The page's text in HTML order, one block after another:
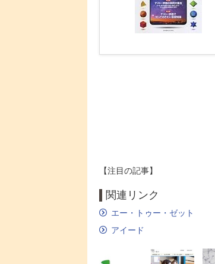
【注目の記事】
関連リンク
エー・トゥー・ゼット
アイード